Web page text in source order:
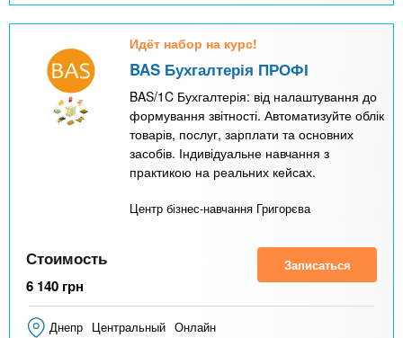
Идёт набор на курс!
BAS Бухгалтерія ПРОФІ
BAS/1C Бухгалтерія: від налаштування до
формування звітності. Автоматизуйте облік
товарів, послуг, зарплати та основних
засобів. Індивідуальне навчання з
практикою на реальних кейсах.
Центр бізнес-навчання Григорєва
Стоимость
6 140 грн
Записаться
Днепр Центральный Онлайн